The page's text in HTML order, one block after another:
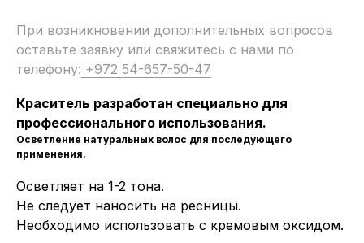
При возникновении дополнительных вопросов
оставьте заявку или свяжитесь с нами по
телефону: +972 54-657-50-47
Краситель разработан специально для
профессионального использования.
Осветление натуральных волос для последующего
применения.
Осветляет на 1-2 тона.
Не следует наносить на ресницы.
Необходимо использовать с кремовым оксидом.